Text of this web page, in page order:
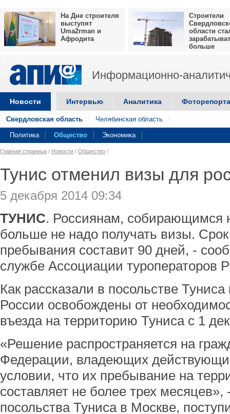
На Дне строителя
выступят
Uma2rman и
Афродита
Строители
области
больше
Информационно-
Новости Интервью Аналитика
Свердловская область Челябинская область
Политика Общество Экономика
Главная страница / Новости / Общество /
Тунис отменил визы для
5 декабря 2014 09:34
ТУНИС. Россиянам, собирающимся
больше не надо получать визы. Срок
пребывания составит 90 дней, -
службе Ассоциации туроператоров
Как рассказали в посольстве
России освобождены от
въезда на территорию Туниса с 1
«Решение распространяется на
Федерации, владеющих
условии, что их пребывание на
составляет не более трех месяцев»,
посольства Туниса в Москве,